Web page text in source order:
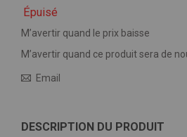
Épuisé
M’avertir quand le prix baisse
M’avertir quand ce produit sera de
Email
DESCRIPTION DU PRODUIT